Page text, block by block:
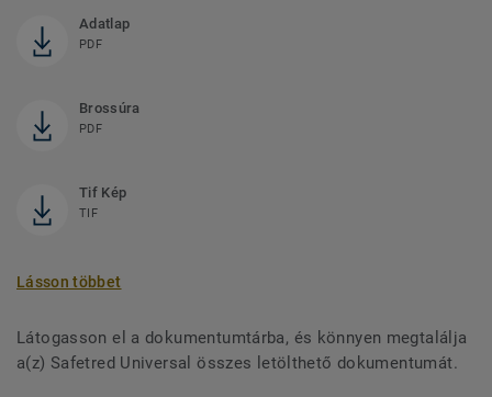
Adatlap
PDF
Brossúra
PDF
Tif Kép
TIF
Lásson többet
Látogasson el a dokumentumtárba, és könnyen megtalálja
a(z) Safetred Universal összes letölthető dokumentumát.